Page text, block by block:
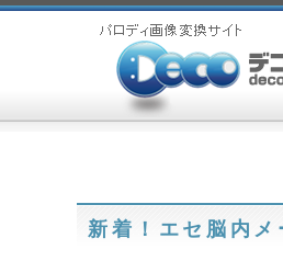
新着！エセ脳内メ